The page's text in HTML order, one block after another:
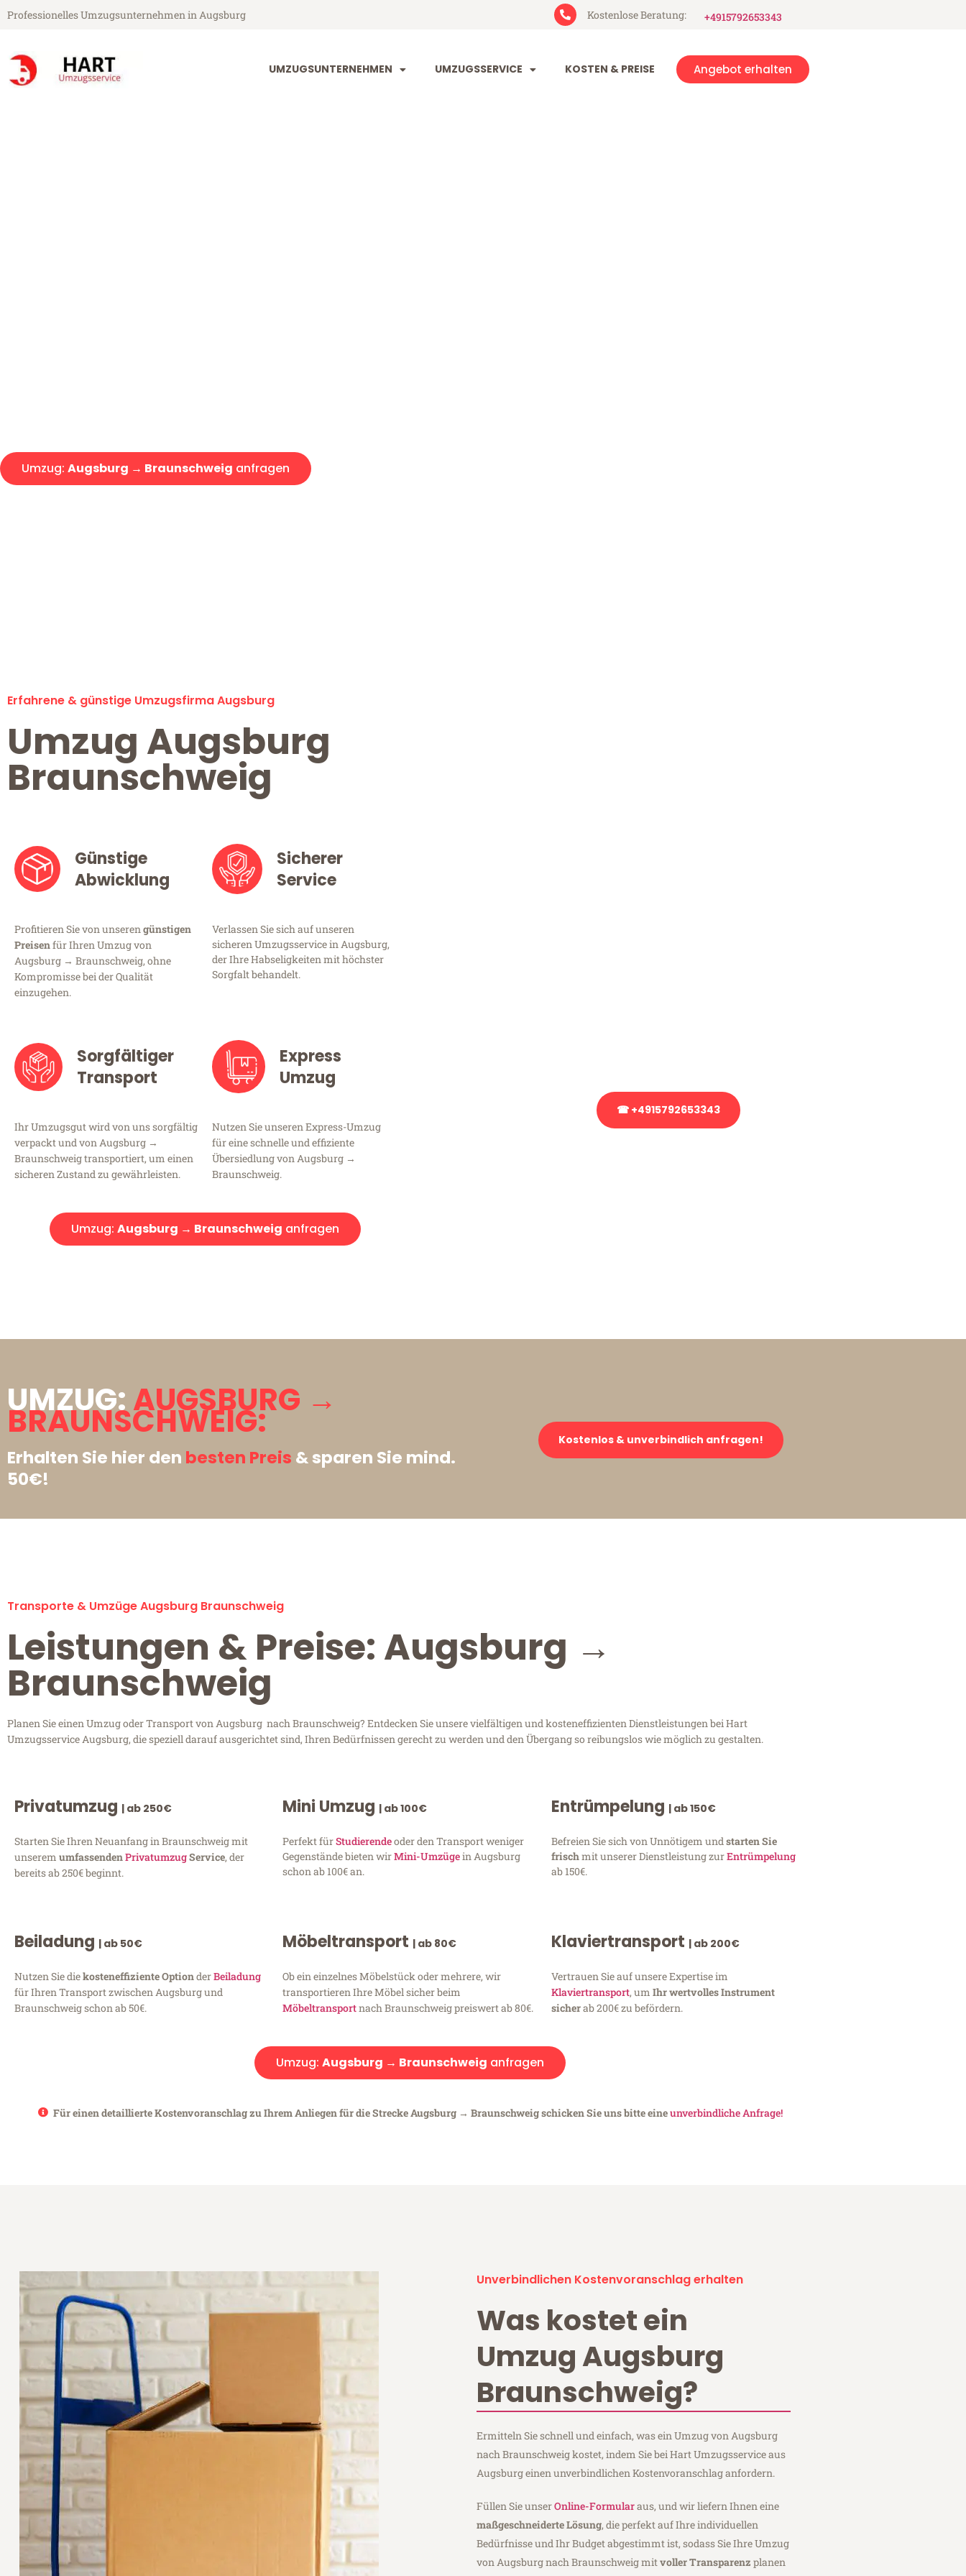
Professionelles Umzugsunternehmen in Augsburg Kostenlose Beratung: +4915792653343
UMZUGSUNTERNEHMEN UMZUGSSERVICE KOSTEN & PREISE Angebot erhalten
Umzug: Augsburg → Braunschweig anfragen
Erfahrene & günstige Umzugsfirma Augsburg
Umzug Augsburg
Braunschweig
Günstige
Abwicklung
Profitieren Sie von unserengünstigen
Preisenfür Ihren Umzug von
Augsburg → Braunschweig, ohne
Kompromisse bei der Qualität
einzugehen.
Sicherer
Service
Verlassen Sie sich auf unseren
sicheren Umzugsservice in Augsburg,
der Ihre Habseligkeiten mit höchster
Sorgfalt behandelt.
Sorgfältiger
Transport
Ihr Umzugsgut wird von uns sorgfältig
verpackt und von Augsburg →
Braunschweig transportiert, um einen
sicheren Zustand zu gewährleisten.
Express
Umzug
Nutzen Sie unseren Express-Umzug
für eine schnelle und effiziente
Übersiedlung von Augsburg →
Braunschweig.
Umzug: Augsburg → Braunschweig anfragen
☎ +4915792653343
UMZUG:AUGSBURG →
BRAUNSCHWEIG:
Erhalten Sie hier den besten Preis & sparen Sie mind.
50€!
Kostenlos & unverbindlich anfragen!
Transporte & Umzüge Augsburg Braunschweig
Leistungen & Preise: Augsburg →
Braunschweig
Planen Sie einen Umzug oder Transport von Augsburg nach Braunschweig? Entdecken Sie unsere vielfältigen und kosteneffizienten Dienstleistungen bei Hart
Umzugsservice Augsburg, die speziell darauf ausgerichtet sind, Ihren Bedürfnissen gerecht zu werden und den Übergang so reibungslos wie möglich zu gestalten.
Privatumzug | ab 250€
Starten Sie Ihren Neuanfang in Braunschweig mit
unserem umfassendenPrivatumzugService, der
bereits ab 250€ beginnt.
Mini Umzug | ab 100€
Perfekt fürStudierendeoder den Transport weniger
Gegenstände bieten wirMini-Umzügein Augsburg
schon ab 100€ an.
Entrümpelung | ab 150€
Befreien Sie sich von Unnötigem undstarten Sie
frischmit unserer Dienstleistung zurEntrümpelung
ab 150€.
Beiladung | ab 50€
Nutzen Sie diekosteneffiziente OptionderBeiladung
für Ihren Transport zwischen Augsburg und
Braunschweig schon ab 50€.
Möbeltransport | ab 80€
Ob ein einzelnes Möbelstück oder mehrere, wir
transportieren Ihre Möbel sicher beim
Möbeltransportnach Braunschweig preiswert ab 80€.
Klaviertransport | ab 200€
Vertrauen Sie auf unsere Expertise im
Klaviertransport, um Ihr wertvolles Instrument
sicherab 200€ zu befördern.
Umzug: Augsburg → Braunschweig anfragen
Für einen detaillierte Kostenvoranschlag zu Ihrem Anliegen für die Strecke Augsburg → Braunschweig schicken Sie uns bitte eineunverbindliche Anfrage!
Unverbindlichen Kostenvoranschlag erhalten
Was kostet ein
Umzug Augsburg
Braunschweig?
Ermitteln Sie schnell und einfach, was ein Umzug von Augsburg
nach Braunschweig kostet, indem Sie bei Hart Umzugsservice aus
Augsburg einen unverbindlichen Kostenvoranschlag anfordern.
Füllen Sie unserOnline-Formularaus, und wir liefern Ihnen eine
maßgeschneiderte Lösung, die perfekt auf Ihre individuellen
Bedürfnisse und Ihr Budget abgestimmt ist, sodass Sie Ihre Umzug
von Augsburg nach Braunschweig mitvoller Transparenz planen